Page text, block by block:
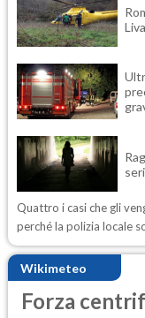
Quattro i casi che gli
perché la polizia locale
Wikimeteo
Forza